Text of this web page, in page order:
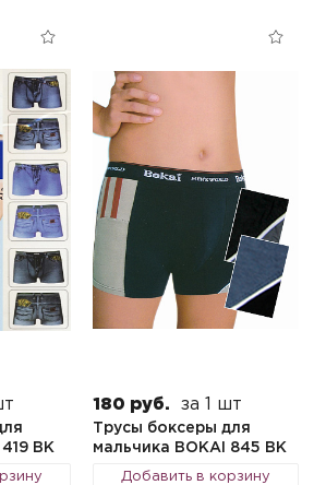
BK
180 руб. за 1 шт
Трусы боксеры для
мальчика BOKAI 845 BK
Добавить в корзину